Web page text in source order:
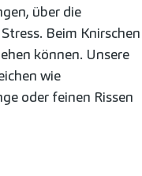
über die
Beim Knirschen
können. Unsere
wie
oder feinen Rissen